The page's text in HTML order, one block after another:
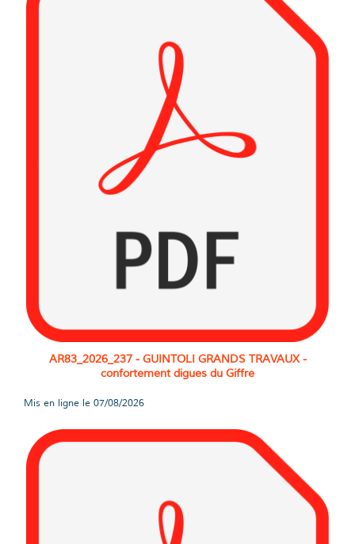
AR83_2026_237 - GUINTOLI GRANDS TRAVAUX -
confortement digues du Giffre
Mis en ligne le 07/08/2026